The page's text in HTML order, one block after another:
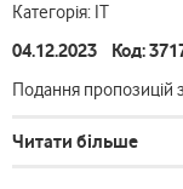
Категорія: ІТ
04.12.2023 Код:
Подання пропозицій
Читати більше